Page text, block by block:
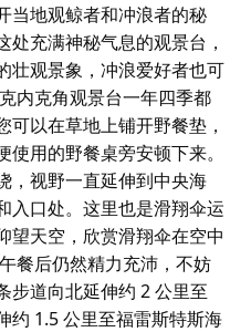
当地观鲸者和冲浪者的秘
充满神秘气息的观景台，
壮观景象，冲浪爱好者也可
内克角观景台一年四季都
以在草地上铺开野餐垫，
用的野餐桌旁安顿下来。
，视野一直延伸到中央海
入口处。这里也是滑翔伞运
望天空，欣赏滑翔伞在空中
餐后仍然精力充沛，不妨
步道向北延伸约 2 公里至
约 1.5 公里至福雷斯特斯海